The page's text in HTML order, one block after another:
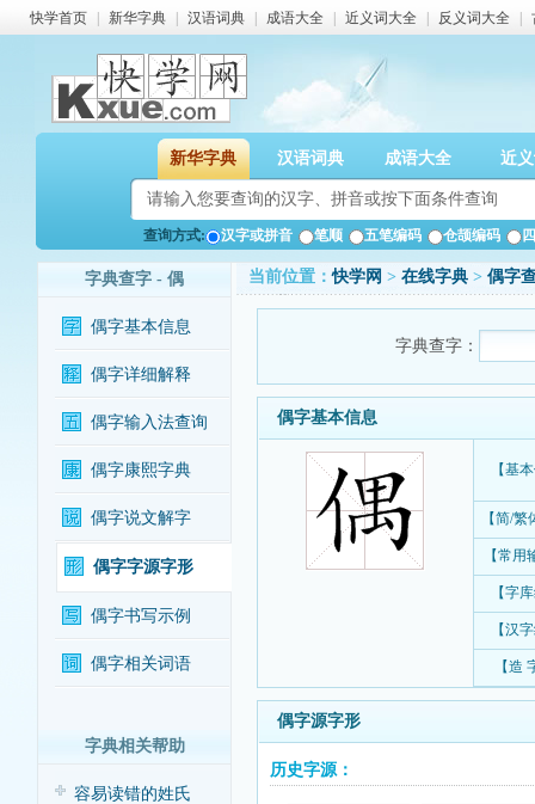
快学首页 新华字典 汉语词典 成语大全 近义词大全 反义词大全
新华字典 汉语词典 成语大全 近
查询方式: 汉字或拼音 笔顺 五笔编码 仓颉编码
字典查字 - 偶
偶字基本信息
偶字详细解释
偶字输入法查询
偶字康熙字典
偶字说文解字
偶字字源字形
偶字书写示例
偶字相关词语
字典相关帮助
容易读错的姓氏
当前位置：快学网 > 在线字典 > 偶字
字典查字：
偶字基本信息
【基
【简/
【常用
【字
【汉
【造
偶字源字形
历史字源：